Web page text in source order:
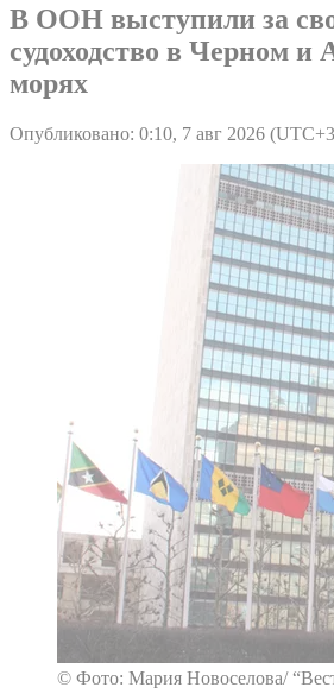
В ООН выступили за
судоходство в Черном и
морях
Опубликовано: 0:10, 7 авг 2026
© Фото: Мария Новоселова/